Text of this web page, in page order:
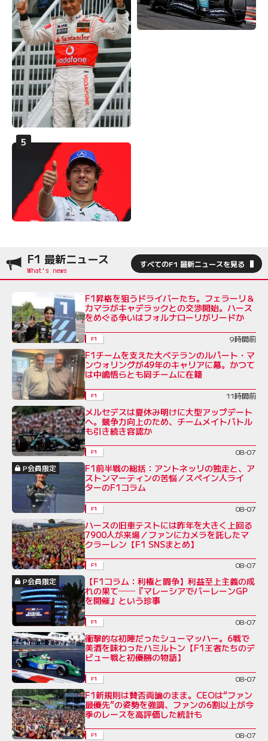
F1 最新ニュース すべてのF1 最新ニュースを見る
F1昇格を狙うドライバーたち。フェラーリ＆
カマラがキャデラックとの交渉開始。ハース
をめぐる争いはフォルナローリがリードか
F1 9時間前
F1チームを支えた大ベテランのルパート・マ
ンウォリングが49年のキャリアに幕。かつて
は中嶋悟らとも同チームに在籍
F1 11時間前
メルセデスは夏休み明けに大型アップデート
へ。競争力向上のため、チームメイトバトル
も引き続き容認か
F1
08-07
P会員限定
F1前半戦の総括：アントネッリの独走と、ア
ストンマーティンの苦悩／スペイン人ライ
ターのF1コラム
F1 08-07
ハースの旧車テストには昨年を大きく上回る
7900人が来場／ファンにカメラを託したマ
クラーレン【F1 SNSまとめ】
F1
08-07
P会員限定
【F1コラム：利権と闘争】利益至上主義の成
れの果て──『マレーシアでバーレーンGP
を開催』という珍事
F1 08-07
衝撃的な初陣だったシューマッハー。6戦で
美酒を味わったハミルトン【F1王者たちのデ
ビュー戦と初優勝の物語】
F1 08-07
F1新規則は賛否両論のまま。CEOは“ファン
最優先”の姿勢を強調、ファンの6割以上が今
季のレースを高評価した統計も
F1 08-07